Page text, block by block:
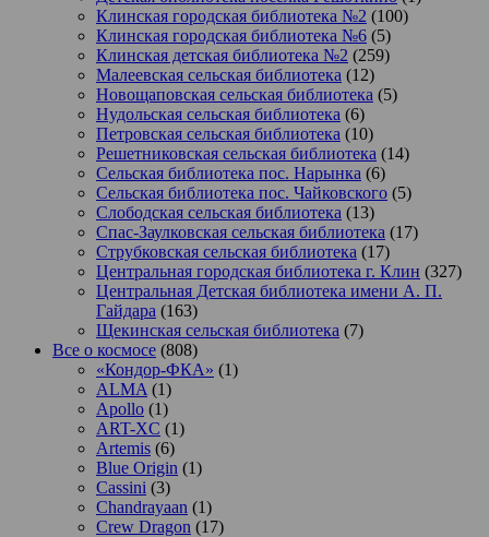
Клинская городская библиотека №2 (100)
Клинская городская библиотека №6 (5)
Клинская детская библиотека №2 (259)
Малеевская сельская библиотека (12)
Новощаповская сельская библиотека (5)
Нудольская сельская библиотека (6)
Петровская сельская библиотека (10)
Решетниковская сельская библиотека (14)
Сельская библиотека пос. Нарынка (6)
Сельская библиотека пос. Чайковского (5)
Слободская сельская библиотека (13)
Спас-Заулковская сельская библиотека (17)
Струбковская сельская библиотека (17)
Центральная городская библиотека г. Клин (327)
Центральная Детская библиотека имени А. П.
Гайдара (163)
Щекинская сельская библиотека (7)
Все о космосе (808)
«Кондор-ФКА» (1)
ALMA (1)
Apollo (1)
ART-XC (1)
Artemis (6)
Blue Origin (1)
Cassini (3)
Chandrayaan (1)
Crew Dragon (17)